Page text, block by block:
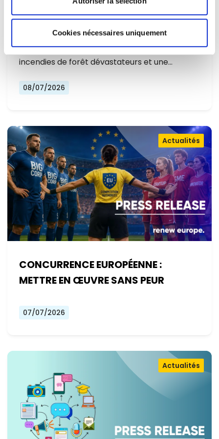
Cookies nécessaires uniquement
L'EUROPE NE PEUT PLUS SE
CONTENTER DE RÉAGIR ET DOIT SE
PRÉPARER
Alors que l'Europe connaît un nouvel été
marqué par des températures record, des
incendies de forêt dévastateurs et une…
08/07/2026
CONCURRENCE EUROPÉENNE :
METTRE EN ŒUVRE SANS PEUR
Actualités
07/07/2026
Actualités